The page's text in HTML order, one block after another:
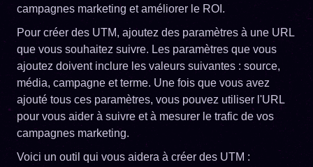
campagnes marketing et améliorer le ROI.
Pour créer des UTM, ajoutez des paramètres à une URL
que vous souhaitez suivre. Les paramètres que vous
ajoutez doivent inclure les valeurs suivantes : source,
média, campagne et terme. Une fois que vous avez
ajouté tous ces paramètres, vous pouvez utiliser l'URL
pour vous aider à suivre et à mesurer le trafic de vos
campagnes marketing.
Voici un outil qui vous aidera à créer des UTM :